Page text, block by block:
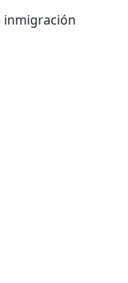
inmigración